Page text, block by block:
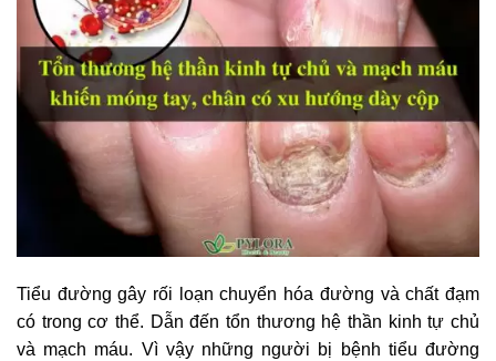
Tiểu đường gây rối loạn chuyển hóa đường và chất đạm
có trong cơ thể. Dẫn đến tổn thương hệ thần kinh tự chủ
và mạch máu. Vì vậy những người bị bệnh tiểu đường